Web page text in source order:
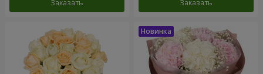
Заказать Заказать